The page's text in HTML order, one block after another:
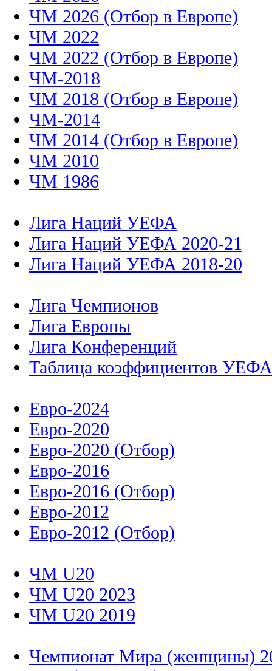
ЧМ 2026 (Отбор в Европе)
ЧМ 2022
ЧМ 2022 (Отбор в Европе)
ЧМ-2018
ЧМ 2018 (Отбор в Европе)
ЧМ-2014
ЧМ 2014 (Отбор в Европе)
ЧМ 2010
ЧМ 1986
Лига Наций УЕФА
Лига Наций УЕФА 2020-21
Лига Наций УЕФА 2018-20
Лига Чемпионов
Лига Европы
Лига Конференций
Таблица коэффициентов УЕФА
Евро-2024
Евро-2020
Евро-2020 (Отбор)
Евро-2016
Евро-2016 (Отбор)
Евро-2012
Евро-2012 (Отбор)
ЧМ U20
ЧМ U20 2023
ЧМ U20 2019
Чемпионат Мира (женщины)